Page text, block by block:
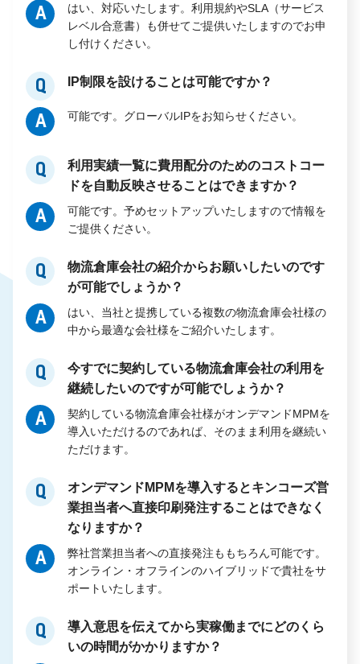
A
はい、対応いたします。利用規約やSLA（サービス
レベル合意書）も併せてご提供いたしますのでお申
し付けください。
Q IP制限を設けることは可能ですか？
A 可能です。グローバルIPをお知らせください。
Q
利用実績一覧に費用配分のためのコストコー
ドを自動反映させることはできますか？
A
可能です。予めセットアップいたしますので情報を
ご提供ください。
Q
物流倉庫会社の紹介からお願いしたいのです
が可能でしょうか？
A
はい、当社と提携している複数の物流倉庫会社様の
中から最適な会社様をご紹介いたします。
Q
今すでに契約している物流倉庫会社の利用を
継続したいのですが可能でしょうか？
A
契約している物流倉庫会社様がオンデマンドMPMを
導入いただけるのであれば、そのまま利用を継続い
ただけます。
Q
オンデマンドMPMを導入するとキンコーズ営
業担当者へ直接印刷発注することはできなく
なりますか？
A
弊社営業担当者への直接発注ももちろん可能です。
オンライン・オフラインのハイブリッドで貴社をサ
ポートいたします。
Q
導入意思を伝えてから実稼働までにどのくら
いの時間がかかりますか？